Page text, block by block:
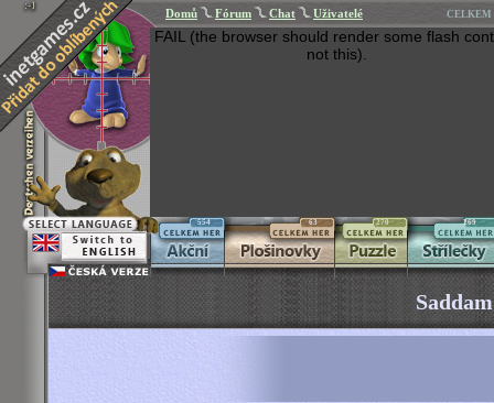
Domů Fórum Chat Uživatelé CELKEM
FAIL (the browser should render some flash
not this).
554 63 270 269